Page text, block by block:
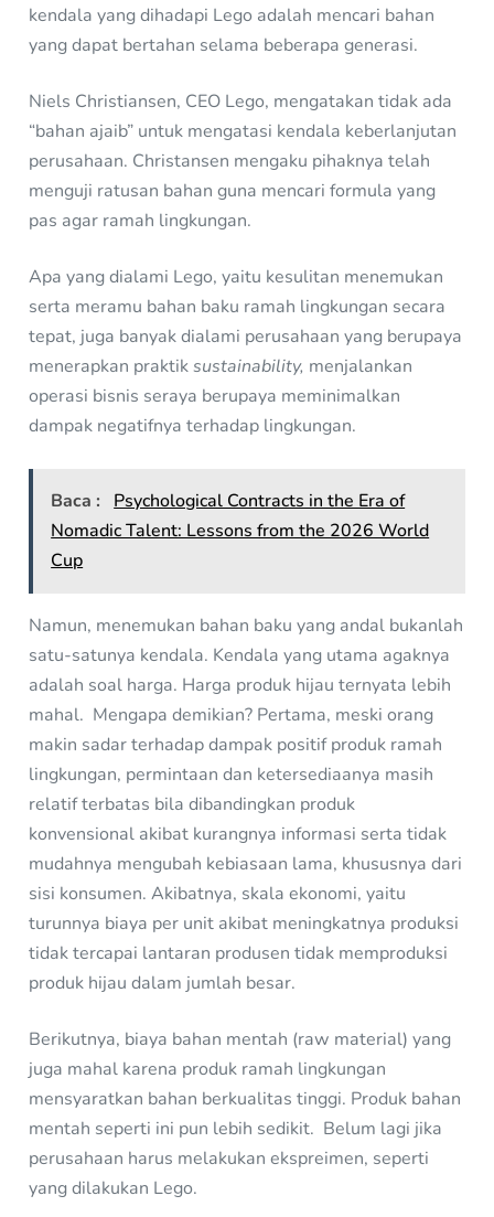
kendala yang dihadapi Lego adalah mencari bahan
yang dapat bertahan selama beberapa generasi.
Niels Christiansen, CEO Lego, mengatakan tidak ada
“bahan ajaib” untuk mengatasi kendala keberlanjutan
perusahaan. Christansen mengaku pihaknya telah
menguji ratusan bahan guna mencari formula yang
pas agar ramah lingkungan.
Apa yang dialami Lego, yaitu kesulitan menemukan
serta meramu bahan baku ramah lingkungan secara
tepat, juga banyak dialami perusahaan yang berupaya
menerapkan praktiksustainability, menjalankan
operasi bisnis seraya berupaya meminimalkan
dampak negatifnya terhadap lingkungan.
Baca :
Psychological Contracts in the Era of
Nomadic Talent: Lessons from the 2026 World
Cup
Namun, menemukan bahan baku yang andal bukanlah
satu-satunya kendala. Kendala yang utama agaknya
adalah soal harga. Harga produk hijau ternyata lebih
mahal. Mengapa demikian? Pertama, meski orang
makin sadar terhadap dampak positif produk ramah
lingkungan, permintaan dan ketersediaanya masih
relatif terbatas bila dibandingkan produk
konvensional akibat kurangnya informasi serta tidak
mudahnya mengubah kebiasaan lama, khususnya dari
sisi konsumen. Akibatnya, skala ekonomi, yaitu
turunnya biaya per unit akibat meningkatnya produksi
tidak tercapai lantaran produsen tidak memproduksi
produk hijau dalam jumlah besar.
Berikutnya, biaya bahan mentah (raw material) yang
juga mahal karena produk ramah lingkungan
mensyaratkan bahan berkualitas tinggi. Produk bahan
mentah seperti ini pun lebih sedikit. Belum lagi jika
perusahaan harus melakukan ekspreimen, seperti
yang dilakukan Lego.